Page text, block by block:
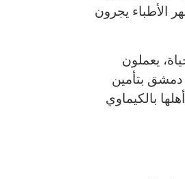
الأطباء يجرون
يعملون
بتأمين
بالكيماوي